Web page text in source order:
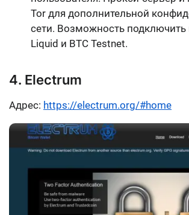
Tor для дополнительной
сети. Возможность подключить
Liquid и BTC Testnet.
4. Electrum
Адрес: https://electrum.org/#home